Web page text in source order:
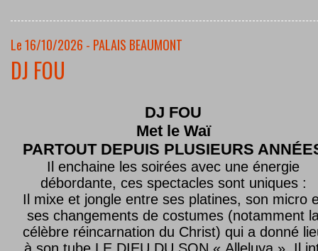
Le 16/10/2026 - PALAIS BEAUMONT
DJ FOU
DJ FOU
Met le Waï
PARTOUT DEPUIS PLUSIEURS
Il enchaine les soirées avec une énergie
débordante, ces spectacles sont uniques :
Il mixe et jongle entre ses platines, son micro
ses changements de costumes (notamment
célèbre réincarnation du Christ) qui a donné